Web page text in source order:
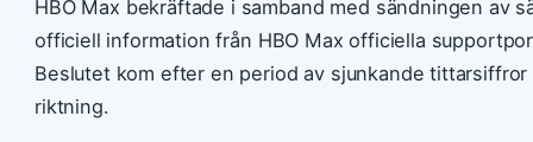
HBO Max bekräftade i samband med sändningen av
officiell information från HBO Max officiella
Beslutet kom efter en period av sjunkande
riktning.